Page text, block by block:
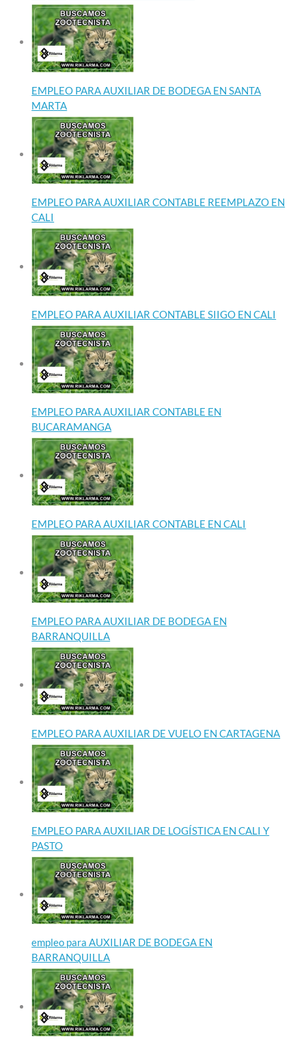
EMPLEO PARA AUXILIAR DE BODEGA EN SANTA
MARTA
EMPLEO PARA AUXILIAR CONTABLE REEMPLAZO EN
CALI
EMPLEO PARA AUXILIAR CONTABLE SIIGO EN CALI
EMPLEO PARA AUXILIAR CONTABLE EN
BUCARAMANGA
EMPLEO PARA AUXILIAR CONTABLE EN CALI
EMPLEO PARA AUXILIAR DE BODEGA EN
BARRANQUILLA
EMPLEO PARA AUXILIAR DE VUELO EN CARTAGENA
EMPLEO PARA AUXILIAR DE LOGÍSTICA EN CALI Y
PASTO
empleo para AUXILIAR DE BODEGA EN
BARRANQUILLA